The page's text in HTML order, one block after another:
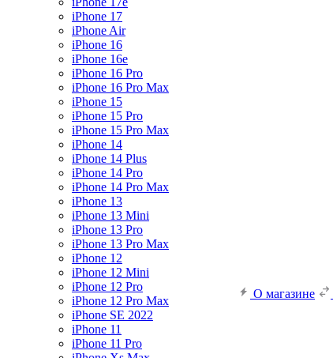
iPhone 17
iPhone Air
iPhone 16
iPhone 16e
iPhone 16 Pro
iPhone 16 Pro Max
iPhone 15
iPhone 15 Pro
iPhone 15 Pro Max
iPhone 14
iPhone 14 Plus
iPhone 14 Pro
iPhone 14 Pro Max
iPhone 13
iPhone 13 Mini
iPhone 13 Pro
iPhone 13 Pro Max
iPhone 12
iPhone 12 Mini
iPhone 12 Pro
iPhone 12 Pro Max
iPhone SE 2022
iPhone 11
iPhone 11 Pro
О магазине